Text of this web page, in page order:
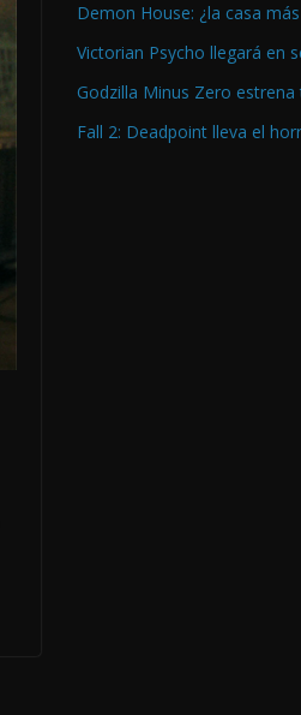
Demon House: ¿la casa
Victorian Psycho llegará en
Godzilla Minus Zero
Fall 2: Deadpoint lleva el